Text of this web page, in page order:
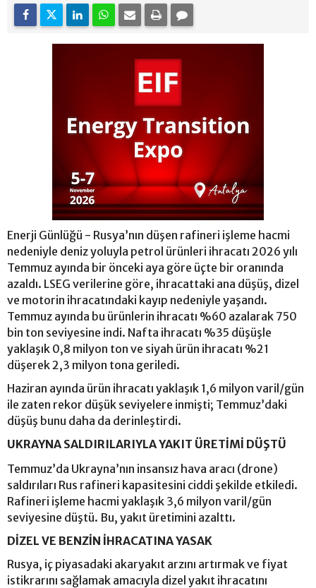
Enerji Günlüğü - Rusya’nın düşen rafineri işleme hacmi
nedeniyle deniz yoluyla petrol ürünleri ihracatı 2026 yılı
Temmuz ayında bir önceki aya göre üçte bir oranında
azaldı. LSEG verilerine göre, ihracattaki ana düşüş, dizel
ve motorin ihracatındaki kayıp nedeniyle yaşandı.
Temmuz ayında bu ürünlerin ihracatı %60 azalarak 750
bin ton seviyesine indi. Nafta ihracatı %35 düşüşle
yaklaşık 0,8 milyon ton ve siyah ürün ihracatı %21
düşerek 2,3 milyon tona geriledi.
Haziran ayında ürün ihracatı yaklaşık 1,6 milyon varil/gün
ile zaten rekor düşük seviyelere inmişti; Temmuz’daki
düşüş bunu daha da derinleştirdi.
UKRAYNA SALDIRILARIYLA YAKIT ÜRETİMİ DÜŞTÜ
Temmuz’da Ukrayna’nın insansız hava aracı (drone)
saldırıları Rus rafineri kapasitesini ciddi şekilde etkiledi.
Rafineri işleme hacmi yaklaşık 3,6 milyon varil/gün
seviyesine düştü. Bu, yakıt üretimini azalttı.
DİZEL VE BENZİN İHRACATINA YASAK
Rusya, iç piyasadaki akaryakıt arzını artırmak ve fiyat
istikrarını sağlamak amacıyla dizel yakıt ihracatını